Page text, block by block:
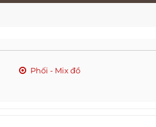
Phối - Mix đồ